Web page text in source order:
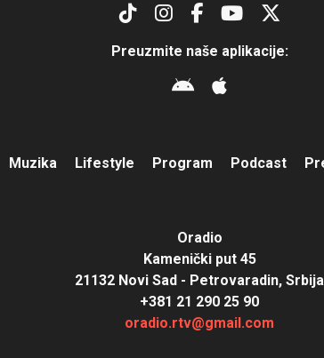
Preuzmite naše aplikacije:
Muzika Lifestyle Program Podcast
Oradio
Kamenički put 45
21132 Novi Sad - Petrovaradin, Srbija
+381 21 290 25 90
oradio.rtv@gmail.com